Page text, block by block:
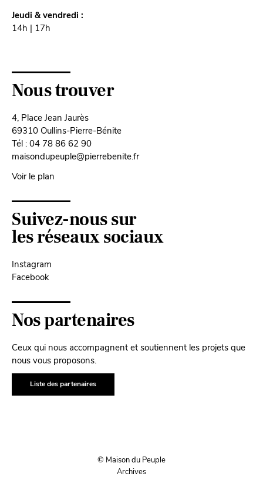
Jeudi & vendredi :
14h | 17h
Nous trouver
4, Place Jean Jaurès
69310 Oullins-Pierre-Bénite
Tél : 04 78 86 62 90
maisondupeuple@pierrebenite.fr
Voir le plan
Suivez-nous sur
les réseaux sociaux
Instagram
Facebook
Nos partenaires
Ceux qui nous accompagnent et soutiennent les projets que
nous vous proposons.
Liste des partenaires
© Maison du Peuple
Archives